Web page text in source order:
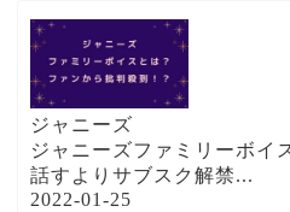
ジャニーズ
ジャニーズファミリーボイ
話すよりサブスク解禁...
2022-01-25